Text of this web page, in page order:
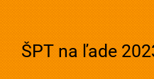
ŠPT na ľade